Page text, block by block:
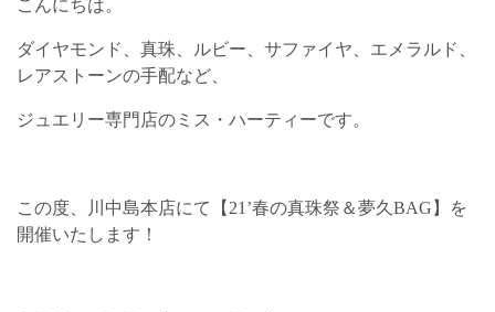
こんにちは。
ダイヤモンド、真珠、ルビー、サファイヤ、エメラルド、
レアストーンの手配など、
ジュエリー専門店のミス・ハーティーです。
この度、川中島本店にて【21’春の真珠祭＆夢久BAG】を
開催いたします！